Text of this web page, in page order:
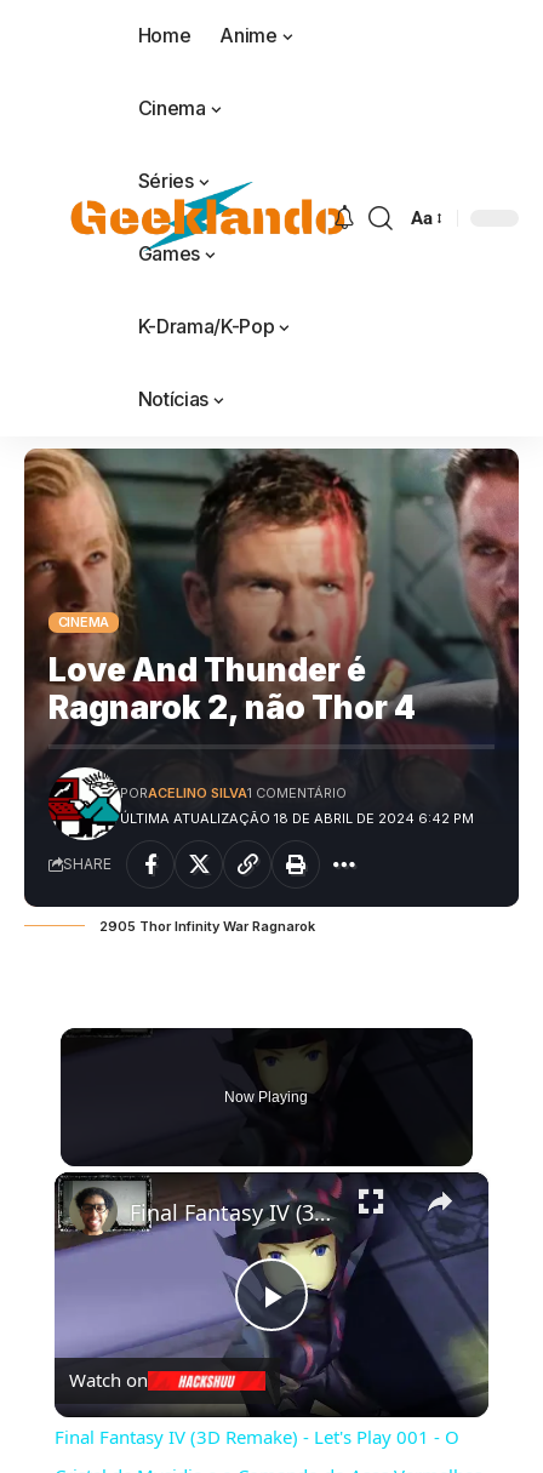
Home Anime
Cinema
Séries
Games
K-Drama/K-Pop
Notícias
Aa
CINEMA
Love And Thunder é
Ragnarok 2, não Thor 4
ÚLTIMA ATUALIZAÇÃO 18 DE ABRIL DE 2024 6:42 PM
PORACELINO SILVA1 COMENTÁRIO
SHARE
2905 Thor Infinity War Ragnarok
Now Playing
×
Play
Video
Final Fantasy IV (3D Remake) - Let's Play 001 - O Cristal de Mysidia e o Comando do Asas Vermelhas
Watch on
Final Fantasy IV (3D Remake) - Let's Play 001 - O